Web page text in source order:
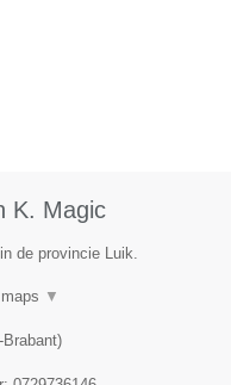
K. Magic
de provincie Luik.
▼
)